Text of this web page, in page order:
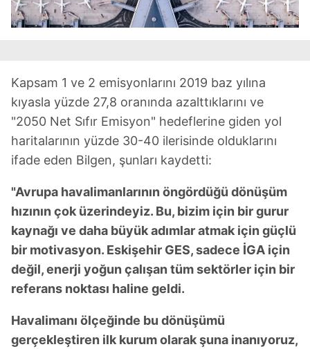
Kapsam 1 ve 2 emisyonlarını 2019 baz yılına
kıyasla yüzde 27,8 oranında azalttıklarını ve
"2050 Net Sıfır Emisyon" hedeflerine giden yol
haritalarının yüzde 30-40 ilerisinde olduklarını
ifade eden Bilgen, şunları kaydetti:
"Avrupa havalimanlarının öngördüğü dönüşüm
hızının çok üzerindeyiz. Bu, bizim için bir gurur
kaynağı ve daha büyük adımlar atmak için güçlü
bir motivasyon. Eskişehir GES, sadece İGA için
değil, enerji yoğun çalışan tüm sektörler için bir
referans noktası haline geldi.
Havalimanı ölçeğinde bu dönüşümü
gerçekleştiren ilk kurum olarak şuna inanıyoruz,